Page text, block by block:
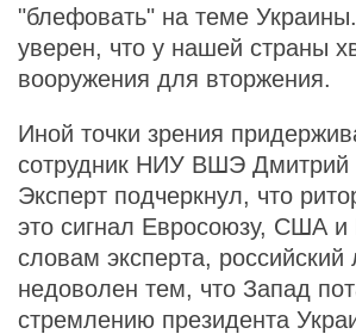
"блефовать" на теме
уверен, что у нашей страны
вооружения для вторжения.
Иной точки зрения
сотрудник НИУ ВШЭ Дмитрий
Эксперт подчеркнул, что
это сигнал Евросоюзу, США
словам эксперта, российский
недоволен тем, что Запад
стремлению президента